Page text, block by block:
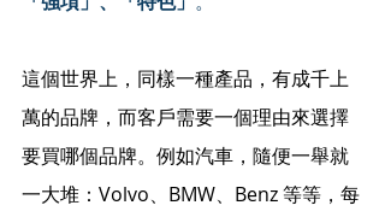
這個世界上，同樣一種產品，有成千上
萬的品牌，而客戶需要一個理由來選擇
要買哪個品牌。例如汽車，隨便一舉就
一大堆：Volvo、BMW、Benz 等等，每